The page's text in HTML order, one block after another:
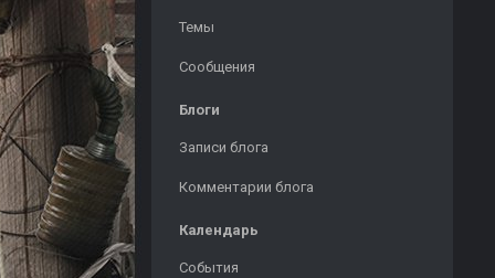
Темы
Сообщения
Блоги
Записи блога
Комментарии блога
Календарь
События